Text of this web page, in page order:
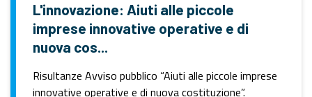
L'innovazione: Aiuti alle piccole
imprese innovative operative e di
nuova cos...
Risultanze Avviso pubblico “Aiuti alle piccole imprese
innovative operative e di nuova costituzione”.